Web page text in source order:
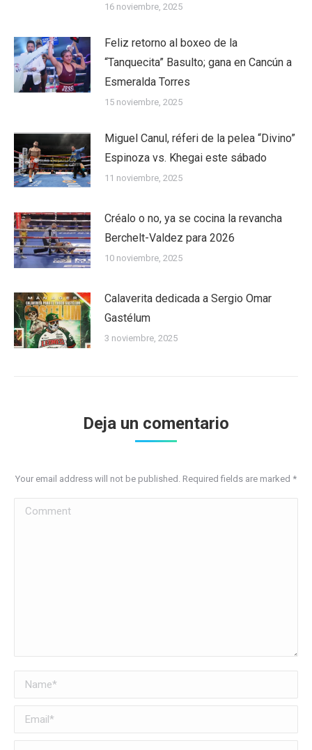
16 noviembre, 2025
Feliz retorno al boxeo de la
“Tanquecita” Basulto; gana en Cancún a
Esmeralda Torres
15 noviembre, 2025
Miguel Canul, réferi de la pelea “Divino”
Espinoza vs. Khegai este sábado
11 noviembre, 2025
Créalo o no, ya se cocina la revancha
Berchelt-Valdez para 2026
10 noviembre, 2025
Calaverita dedicada a Sergio Omar
Gastélum
3 noviembre, 2025
Deja un comentario
Your email address will not be published. Required fields are marked *
Comment
Name *
Email *